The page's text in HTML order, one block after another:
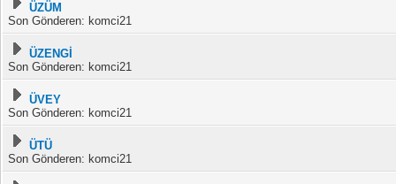
ÜZÜM
Son Gönderen: komci21
ÜZENGİ
Son Gönderen: komci21
ÜVEY
Son Gönderen: komci21
ÜTÜ
Son Gönderen: komci21